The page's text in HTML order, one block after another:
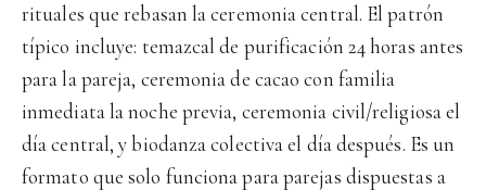
rituales que rebasan la ceremonia central. El patrón
típico incluye: temazcal de purificación 24 horas antes
para la pareja, ceremonia de cacao con familia
inmediata la noche previa, ceremonia civil/religiosa el
día central, y biodanza colectiva el día después. Es un
formato que solo funciona para parejas dispuestas a